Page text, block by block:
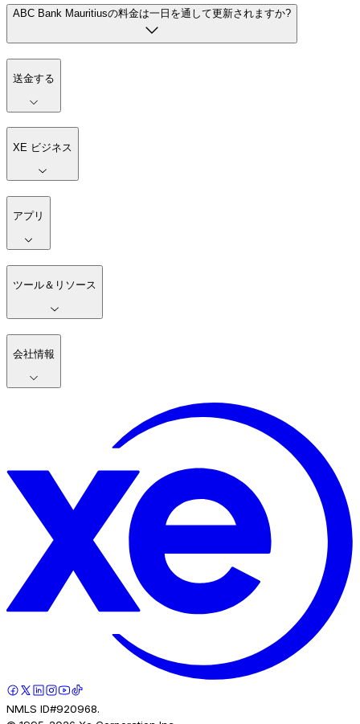
ABC Bank Mauritiusの料金は一日を通して更新されますか?
送金する
XE ビジネス
アプリ
ツール＆リソース
会社情報
NMLS ID#920968.